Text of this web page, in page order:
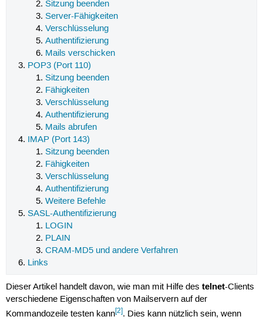
Sitzung beenden
Server-Fähigkeiten
Verschlüsselung
Authentifizierung
Mails verschicken
POP3 (Port 110)
Sitzung beenden
Fähigkeiten
Verschlüsselung
Authentifizierung
Mails abrufen
IMAP (Port 143)
Sitzung beenden
Fähigkeiten
Verschlüsselung
Authentifizierung
Weitere Befehle
SASL-Authentifizierung
LOGIN
PLAIN
CRAM-MD5 und andere Verfahren
Links
Dieser Artikel handelt davon, wie man mit Hilfe des telnet-Clients
verschiedene Eigenschaften von Mailservern auf der
Kommandozeile testen kann[2]. Dies kann nützlich sein, wenn